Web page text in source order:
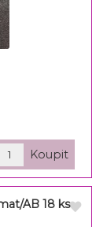
AB 18 ks